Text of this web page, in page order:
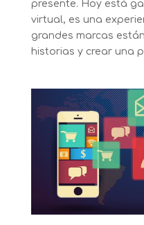
presente. Hoy está
virtual, es una
grandes marcas
historias y crear una